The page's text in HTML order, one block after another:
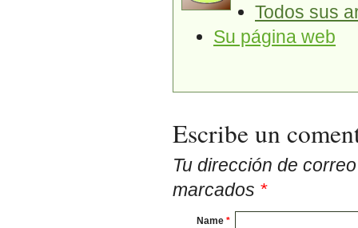
Todos sus
Su página web
Escribe un
Tu dirección de
marcados *
Name *